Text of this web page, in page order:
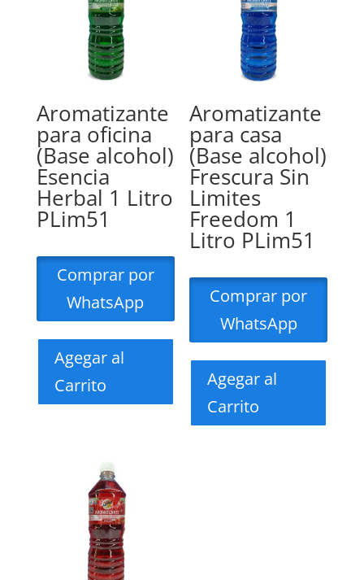
Aromatizante
para oficina
(Base alcohol)
Esencia
Herbal 1 Litro
PLim51
Comprar por
WhatsApp
Agegar al
Carrito
Aromatizante
para casa
(Base alcohol)
Frescura Sin
Limites
Freedom 1
Litro PLim51
Comprar por
WhatsApp
Agegar al
Carrito